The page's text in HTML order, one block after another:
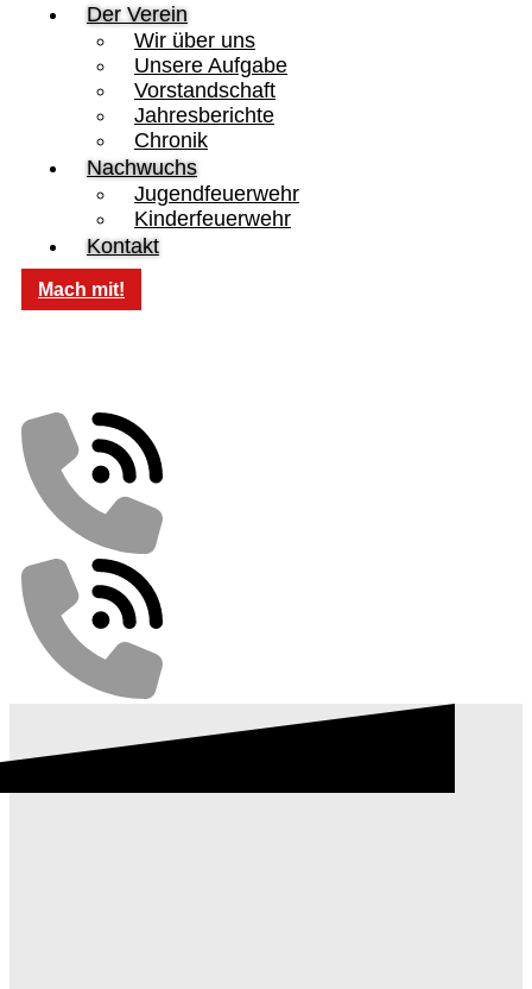
Der Verein
Wir über uns
Unsere Aufgabe
Vorstandschaft
Jahresberichte
Chronik
Nachwuchs
Jugendfeuerwehr
Kinderfeuerwehr
Kontakt
Mach mit!